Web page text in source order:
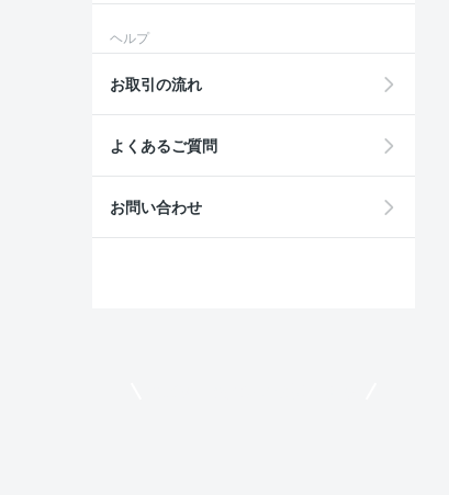
ヘルプ
お取引の流れ
よくあるご質問
お問い合わせ